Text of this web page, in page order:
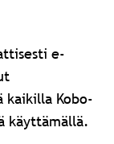
e-
Kobo-
käyttämällä.